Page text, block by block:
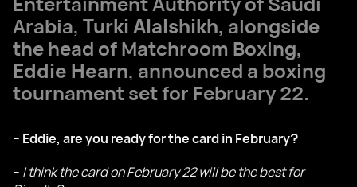
Arabia, Turki Alalshikh, alongside
the head of Matchroom Boxing,
Eddie Hearn, announced a boxing
tournament set for February 22.
– Eddie, are you ready for the card in February?
– I think the card on February 22 will be the best for